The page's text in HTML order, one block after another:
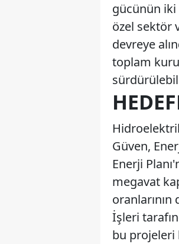
gücünün iki
özel sektör
devreye
toplam
Güven,
Enerji
megavat
İşleri
bu projeleri